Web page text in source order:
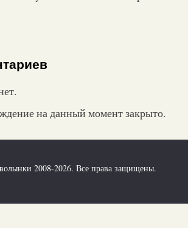
на данный момент закрыто.
2008-2026. Все права защищены.